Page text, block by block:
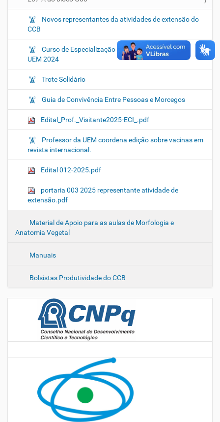
Novos representantes da atividades de extensão do
CCB
Curso de Especialização em Biotecnologia - EAD |
UEM 2024
Trote Solidário
Guia de Convivência Entre Pessoas e Morcegos
Edital_Prof._Visitante2025-ECI_.pdf
Professor da UEM coordena edição sobre vacinas em
revista internacional.
Edital 012-2025.pdf
portaria 003 2025 representante atividade de
extensão.pdf
Material de Apoio para as aulas de Morfologia e
Anatomia Vegetal
Manuais
Bolsistas Produtividade do CCB